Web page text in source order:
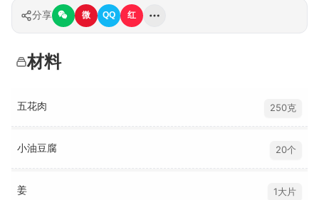
分享 微 QQ 红
材料
五花肉 250克
小油豆腐 20个
姜 1大片